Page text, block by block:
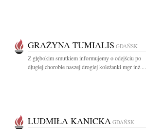
GRAŻYNA TUMIALIS GDAŃSK
Z głębokim smutkiem informujemy o odejściu po
długiej chorobie naszej drogiej koleżanki mgr inż....
LUDMIŁA KANICKA GDAŃSK